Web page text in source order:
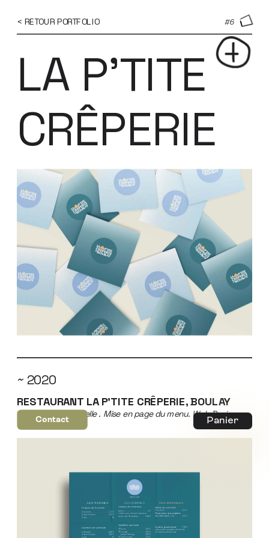
< RETOUR PORTFOLIO #6
LA P'TITE
CRÊPERIE
~ 2020
RESTAURANT LA P'TITE CRÊPERIE, BOULAY
Logo. Identité visuelle . Mise en page du menu. Web Design
Contact Panier